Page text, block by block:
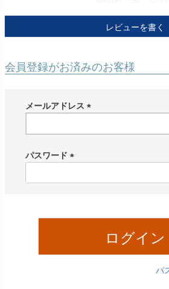
レビューを書く
会員登録がお済みのお客様
メールアドレス
必
)
パスワード
必
ログイン
パ